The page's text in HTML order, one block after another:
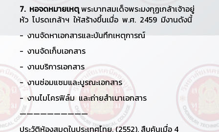
7. หอจดหมายเหตุพระบาทสมเด็จพระมงกุฏเกล้าเจ้าอยู่
หัว โปรดเกล้าฯ ให้สร้างขึ้นเมื่อ พ.ศ. 2459 มีงานดังนี้
- งานจัดหาเอกสารและบันทึกเหตุการณ์
- งานจัดเก็บเอกสาร
- งานบริการเอกสาร
- งานซ่อมแซมและบูรณะเอกสาร
- งานไมโครฟิล์ม และถ่ายสำเนาเอกสาร
——————————
ประวัติห้องสมุดในประเทศไทย. (2552). สืบค้นเมื่อ 4